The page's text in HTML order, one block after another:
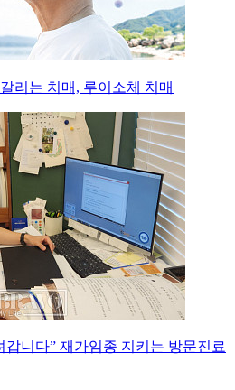
리는 치매, 루이소체 치매
갑니다” 재가임종 지키는 방문진료